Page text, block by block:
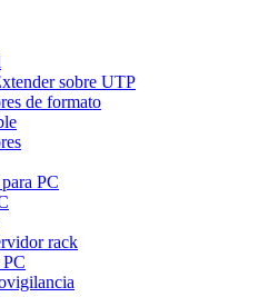
sobre UTP
de formato
PC
rack